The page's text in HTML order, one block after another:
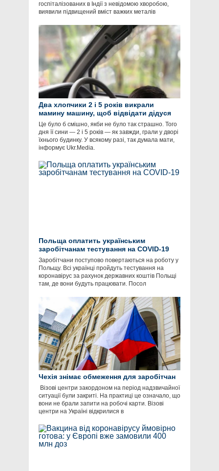
госпіталізованих в Індії з невідомою хворобою,
виявили підвищений вміст важких металів
Два хлопчики 2 і 5 років викрали
мамину машину, щоб відвідати дідуся
Це було б смішно, якби не було так страшно. Того
дня її сини — 2 і 5 років — як завжди, грали у дворі
їхнього будинку. У всякому разі, так думала мати,
інформує Ukr.Media.
Польща оплатить українським
заробітчанам тестування на COVID-19
Заробітчани поступово повертаються на роботу у
Польщу. Всі українці пройдуть тестування на
коронавірус за рахунок державних коштів Польщі
там, де вони будуть працювати. Посол
Чехія знімає обмеження для заробітчан
​ Візові центри закордоном на період надзвичайної
ситуації були закриті. На практиці це означало, що
вони не брали запити на робочі карти. Візові
центри на Україні відкрилися в